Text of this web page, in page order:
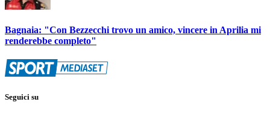
Bagnaia: "Con Bezzecchi trovo un amico, vincere in Aprilia mi
renderebbe completo"
Seguici su